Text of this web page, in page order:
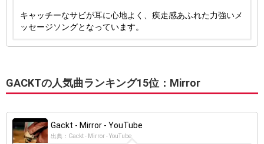
キャッチーなサビが耳に心地よく、疾走感あふれた力強いメ
ッセージソングとなっています。
GACKTの人気曲ランキング15位：Mirror
Gackt - Mirror - YouTube
出典：Gackt - Mirror - YouTube